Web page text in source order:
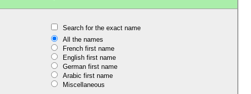
Search for the exact name
All the names
French first name
English first name
German first name
Arabic first name
Miscellaneous